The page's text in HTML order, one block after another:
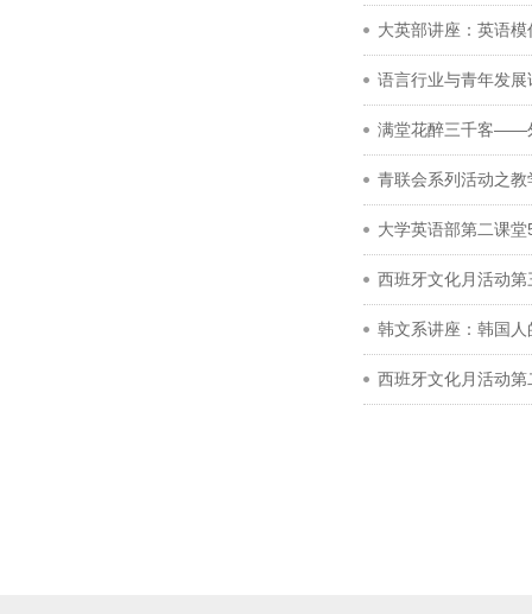
大英部讲座：英语
语言行业与青年发
满堂花醉三千客——
青联会系列活动之
大学英语部第二课
西班牙文化月活动
韩文系讲座：韩国人
西班牙文化月活动